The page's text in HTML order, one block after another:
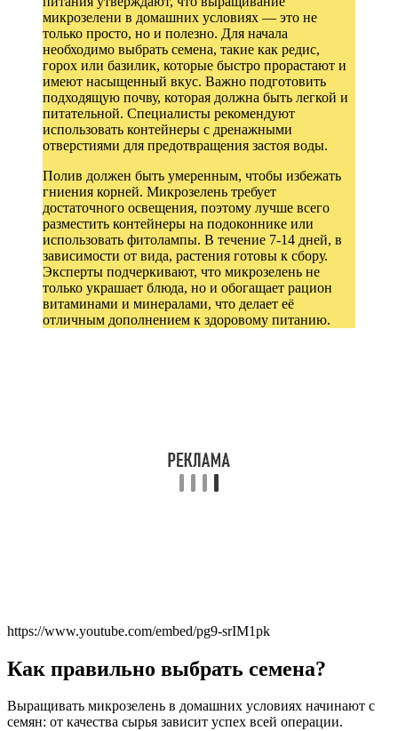
микрозелени в домашних условиях — это не
только просто, но и полезно. Для начала
необходимо выбрать семена, такие как редис,
горох или базилик, которые быстро прорастают и
имеют насыщенный вкус. Важно подготовить
подходящую почву, которая должна быть легкой и
питательной. Специалисты рекомендуют
использовать контейнеры с дренажными
отверстиями для предотвращения застоя воды.
Полив должен быть умеренным, чтобы избежать
гниения корней. Микрозелень требует
достаточного освещения, поэтому лучше всего
разместить контейнеры на подоконнике или
использовать фитолампы. В течение 7-14 дней, в
зависимости от вида, растения готовы к сбору.
Эксперты подчеркивают, что микрозелень не
только украшает блюда, но и обогащает рацион
витаминами и минералами, что делает её
отличным дополнением к здоровому питанию.
https://www.youtube.com/embed/pg9-srIM1pk
Как правильно выбрать семена?
Выращивать микрозелень в домашних условиях начинают с
семян: от качества сырья зависит успех всей операции.